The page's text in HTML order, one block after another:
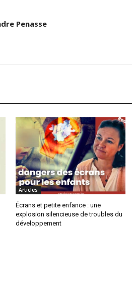
Penasse
Articles
Écrans et petite enfance : une
explosion silencieuse de troubles du
développement